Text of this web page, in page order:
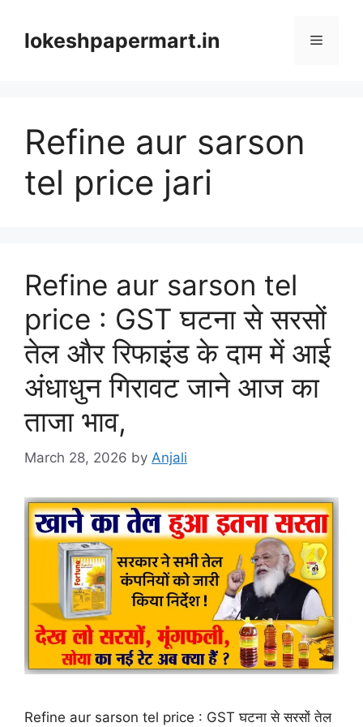
contentlokeshpapermart.in Menu
Refine aur sarson
tel price jari
Refine aur sarson tel
price : GST घटना से सरसों
तेल और रिफाइंड के दाम में आई
अंधाधुन गिरावट जाने आज का
ताजा भाव,
March 28, 2026 by Anjali
Refine aur sarson tel price : GST घटना से सरसों तेल